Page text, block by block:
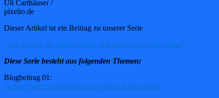
Uli Carthäuser /
pixelio.de
Dieser Artikel ist ein Beitrag zu unserer Serie
“ Wir planen ein barrierefreies und seniorengerechtes Bad“
Diese Serie besteht aus folgenden Themen:
Blogbeitrag 01:
Genug Platz im behindertengerechten Badezimmer